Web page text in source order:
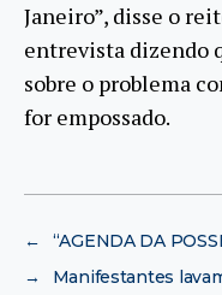
Janeiro”, disse o
entrevista dizendo
sobre o problema
for empossado.
←
“AGENDA DA
→
Manifestantes